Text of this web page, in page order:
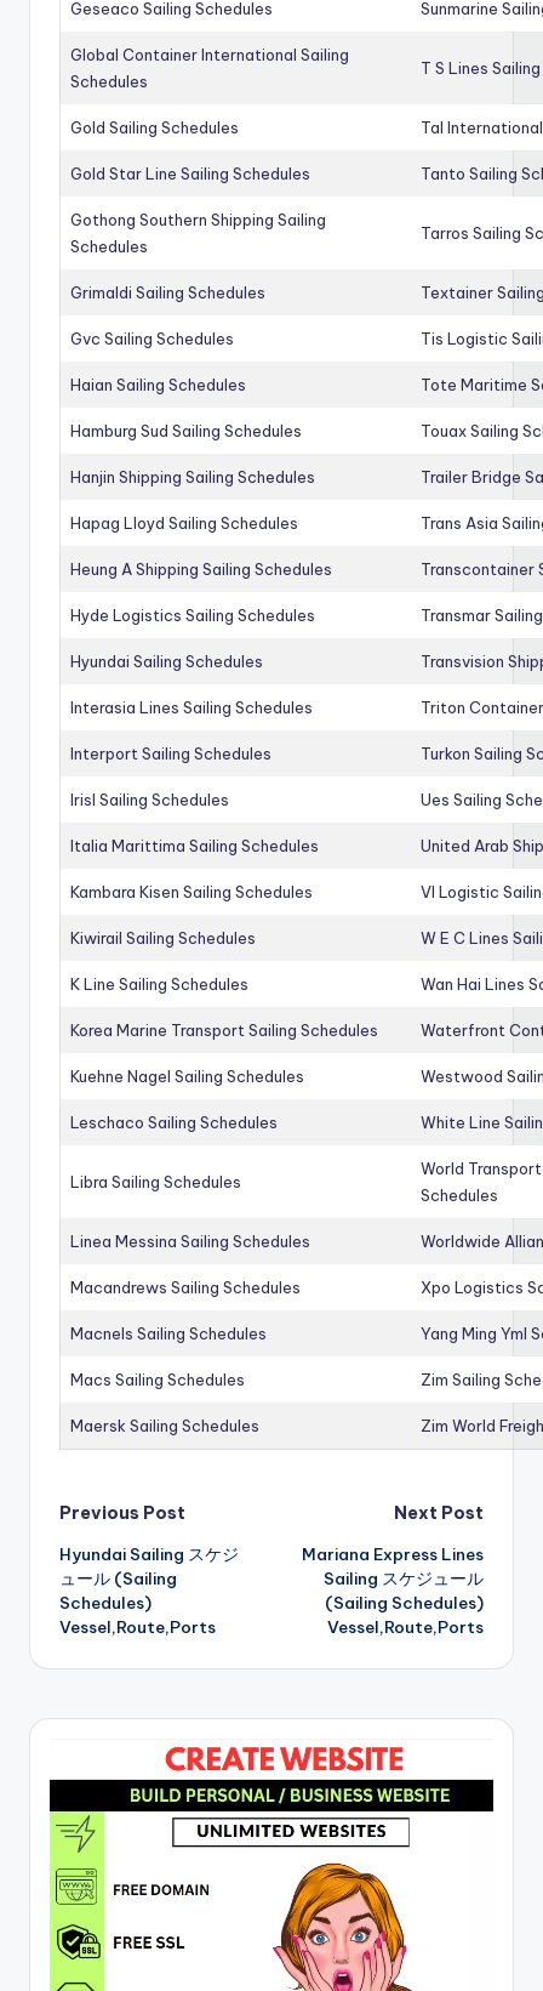
Geseaco Sailing Schedules Sunmarine
Global Container International Sailing
Schedules
T S Lines
Gold Sailing Schedules Tal
Gold Star Line Sailing Schedules Tanto Sailing
Gothong Southern Shipping Sailing
Schedules
Tarros Sailing
Grimaldi Sailing Schedules Textainer
Gvc Sailing Schedules Tis Logistic
Haian Sailing Schedules Tote Maritime
Hamburg Sud Sailing Schedules Touax Sailing
Hanjin Shipping Sailing Schedules Trailer Bridge
Hapag Lloyd Sailing Schedules Trans Asia
Heung A Shipping Sailing Schedules Transcontainer
Hyde Logistics Sailing Schedules Transmar
Hyundai Sailing Schedules Transvision
Interasia Lines Sailing Schedules Triton
Interport Sailing Schedules Turkon Sailing
Irisl Sailing Schedules Ues Sailing
Italia Marittima Sailing Schedules United Arab
Kambara Kisen Sailing Schedules Vl Logistic
Kiwirail Sailing Schedules W E C Lines
K Line Sailing Schedules Wan Hai Lines
Korea Marine Transport Sailing Schedules Waterfront
Kuehne Nagel Sailing Schedules Westwood
Leschaco Sailing Schedules White Line
Libra Sailing Schedules
World
Schedules
Linea Messina Sailing Schedules Worldwide
Macandrews Sailing Schedules Xpo Logistics
Macnels Sailing Schedules Yang Ming Yml
Macs Sailing Schedules Zim Sailing
Maersk Sailing Schedules Zim World
Post
navigation
Previous Post
Hyundai Sailing スケジ
ュール (Sailing
Schedules)
Vessel,Route,Ports
Next Post
Mariana Express Lines
Sailing スケジュール
(Sailing Schedules)
Vessel,Route,Ports